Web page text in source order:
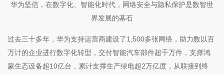
华为坚信，在数字化、智能化时代，网络安全与隐私保护是数智世
界发展的基石
过去三十多年，华为支持运营商建设了1,500多张网络，助力数以百
万计的企业进行数字化转型，交付智能汽车部件超千万件，支撑鸿
蒙生态设备超10亿台，累计支撑生产绿电超2万亿度，从联接到终